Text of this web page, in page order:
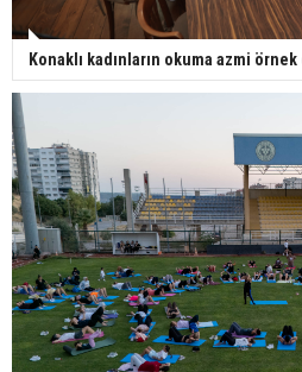
Konaklı kadınların okuma azmi